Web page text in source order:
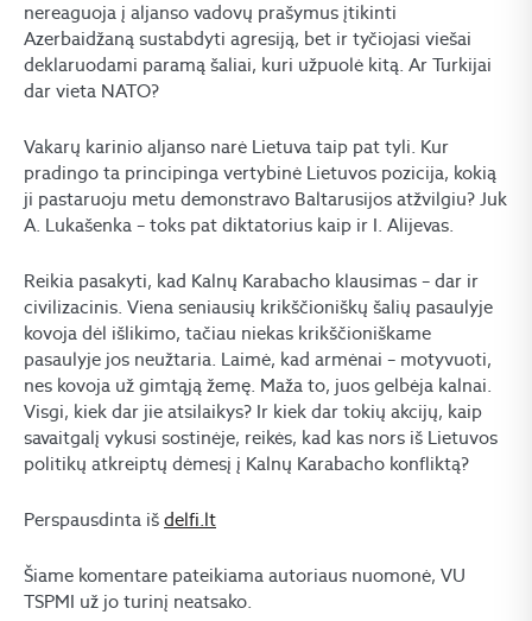
nereaguoja į aljanso vadovų prašymus įtikinti
Azerbaidžaną sustabdyti agresiją, bet ir tyčiojasi viešai
deklaruodami paramą šaliai, kuri užpuolė kitą. Ar Turkijai
dar vieta NATO?
Vakarų karinio aljanso narė Lietuva taip pat tyli. Kur
pradingo ta principinga vertybinė Lietuvos pozicija, kokią
ji pastaruoju metu demonstravo Baltarusijos atžvilgiu? Juk
A. Lukašenka – toks pat diktatorius kaip ir I. Alijevas.
Reikia pasakyti, kad Kalnų Karabacho klausimas – dar ir
civilizacinis. Viena seniausių krikščioniškų šalių pasaulyje
kovoja dėl išlikimo, tačiau niekas krikščioniškame
pasaulyje jos neužtaria. Laimė, kad armėnai – motyvuoti,
nes kovoja už gimtąją žemę. Maža to, juos gelbėja kalnai.
Visgi, kiek dar jie atsilaikys? Ir kiek dar tokių akcijų, kaip
savaitgalį vykusi sostinėje, reikės, kad kas nors iš Lietuvos
politikų atkreiptų dėmesį į Kalnų Karabacho konfliktą?
Perspausdinta iš delfi.lt
Šiame komentare pateikiama autoriaus nuomonė, VU
TSPMI už jo turinį neatsako.